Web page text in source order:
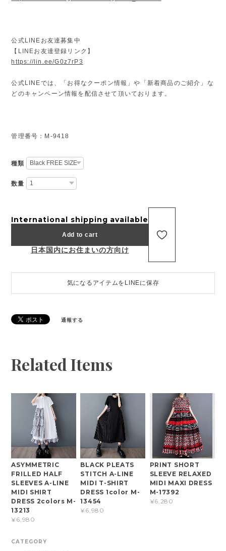
公式LINEお友達募集中
【LINEお友達登録リンク】
https://lin.ee/G0z7rP3
公式LINEでは、「お得なクーポン情報」や「新着商品のご紹介」な
どのキャンペーン情報を配信させて頂いております。
管理番号：M-9418
種類
数量
International shipping available
Add to cart
日本国内にお住まいの方向け
気になるアイテムをLINEに保存
通報する
Related Items
ASYMMETRIC
FRILLED HALF
SLEEVES A-LINE
MIDI SHIRT
DRESS 2colors M-
13213
¥6,980
BLACK PLEATS
STITCH A-LINE
MIDI T-SHIRT
DRESS 1color M-
13454
¥6,980
PRINT SHORT
SLEEVE RELAXED
MIDI MAXI DRESS
M-17392
¥6,280
CATEGORY